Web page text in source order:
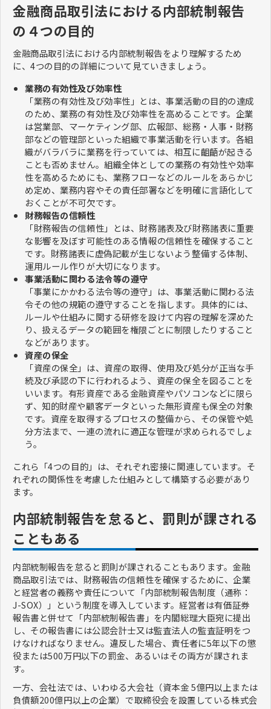
金融商品取引法における内部統制報告
の４つの目的
金融商品取引法における内部統制報告をより理解するため
に、4つの目的の詳細について見ていきましょう。
業務の有効性及び効率性
「業務の有効性及び効率性」とは、事業活動の目的の達成
のため、業務の有効性及び効率性を高めることです。企業
は営業部、マーケティング部、広報部、総務・人事・財務
部などの管理部といった組織で事業活動を行います。各組
織がバラバラに業務を行っていては、相互に齟齬が起きる
ことも否めません。組織全体としての業務の有効性や効率
性を高めるためにも、業務フローなどのルールをあらかじ
め定め、業務内容やその責任部署などを明確に言語化して
おくことが不可欠です。
財務報告の信頼性
「財務報告の信頼性」とは、財務諸表及び財務諸表に重要
な影響を及ぼす可能性のある情報の信頼性を確保すること
です。財務諸表に虚偽記載が生じないよう整備する体制、
運用ルール作りが大切になります。
事業活動に関わる法令等の遵守
「事業にかかわる法令等の遵守」は、事業活動に関わる法
令その他の規範の遵守することを指します。具体的には、
ルールや仕組みに関する研修を設けて内容の理解を深めた
り、扱えるデータの範囲を権限ごとに制限したりすること
などがあります。
資産の保全
「資産の保全」は、資産の取得、使用及び処分が正当な手
続及び承認の下に行われるよう、資産の保全を図ることを
いいます。有形資産である金融資産やパソコンなどに限ら
ず、知的財産や顧客データといった無形資産も保全の対象
です。資産を取得するプロセスの整備から、その保管や処
分方法まで、一連の流れに適正な管理が求められるでしょ
う。
これら「4つの目的」は、それぞれ密接に関連しています。そ
れぞれの関係性を考慮した仕組みとして構築する必要があり
ます。
内部統制報告を怠ると、罰則が課される
こともある
内部統制報告を怠ると罰則が課されることもあります。金融
商品取引法では、財務報告の信頼性を確保するために、企業
と経営者の義務や責任について「内部統制報告制度（通称：
J-SOX）」という制度を導入しています。経営者は有価証券
報告書と併せて「内部統制報告書」を内閣総理大臣宛に提出
し、その報告書には公認会計士又は監査法人の監査証明をつ
けなければなりません。違反した場合、責任者に5年以下の懲
役または500万円以下の罰金、あるいはその両方が課されま
す。
一方、会社法では、いわゆる大会社（資本金 5億円以上または
負債額200億円以上の企業）で取締役会を設置している株式会